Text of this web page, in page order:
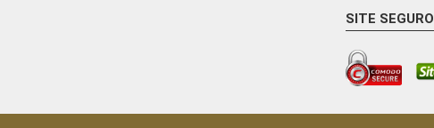
SITE SEGURO